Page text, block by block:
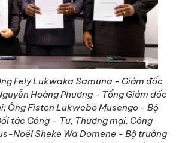
Fely Lukwaka Samuna - Giám đốc
Hoàng Phương - Tổng Giám đốc
Ông Fiston Lukwebo Musengo - Bộ
tác Công – Tư, Thương mại, Công
Noël Sheke Wa Domene - Bộ trưởng